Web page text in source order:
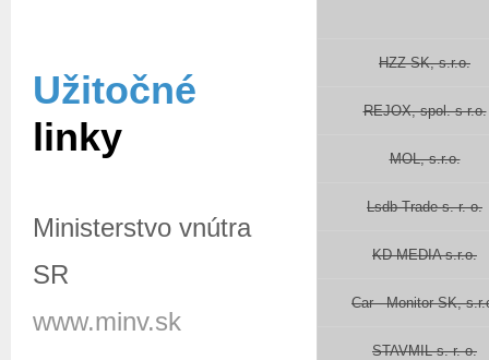
Užitočné
linky
Ministerstvo vnútra
SR
www.minv.sk
HZZ SK, s.r.o.
REJOX, spol. s r.o.
MOL, s.r.o.
Lsdb Trade s. r. o.
KD MEDIA s.r.o.
Car - Monitor SK,
STAVMIL s. r. o.